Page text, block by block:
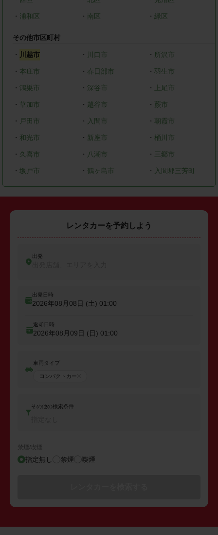
・ 浦和区 ・ 南区 ・ 緑区
その他市区町村
・ 川越市 ・ 川口市 ・ 所沢市
・ 本庄市 ・ 春日部市 ・羽生市
・ 鴻巣市 ・ 深谷市 ・ 上尾市
・ 草加市 ・ 越谷市 ・ 蕨市
・ 戸田市 ・ 入間市 ・ 朝霞市
・ 和光市 ・ 新座市 ・ 桶川市
・ 久喜市 ・ 八潮市 ・ 三郷市
・ 坂戸市 ・ 鶴ヶ島市 ・ 入間郡三芳町
レンタカーを予約しよう
出発
出発日時
2026年08月08日 (土) 01:00
返却日時
2026年08月09日 (日) 01:00
車両タイプ
コンパクトカー
その他の検索条件
禁煙/喫煙
指定無し 禁煙 喫煙